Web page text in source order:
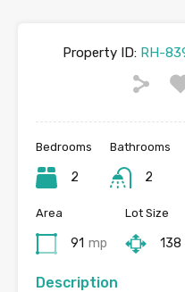
Property ID: RH-
Bedrooms
2
Bathrooms
2
Area
91 mp
Lot Size
138
Description